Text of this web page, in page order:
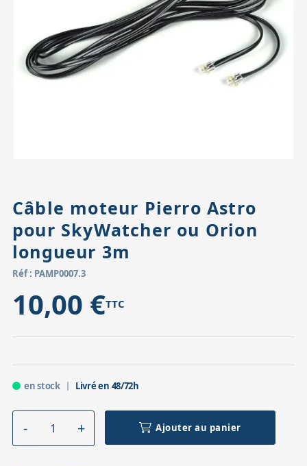
Accessoires pour montures
Têtes
Pièces détachées
Câble moteur Pierro Astro
pour SkyWatcher ou Orion
longueur 3m
Réf : PAMP0007.3
10,00 €TTC
en stock Livré en 48/72h
Ajouter au panier